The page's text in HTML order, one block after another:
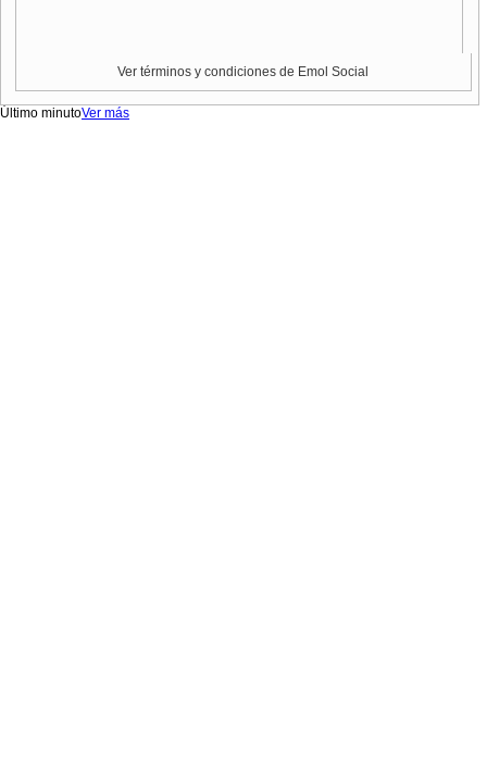
Ver términos y condiciones de Emol Social
Último minutoVer más